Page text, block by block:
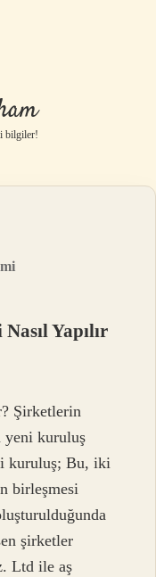
bilgiler!
Yapılır
Şirketlerin
yeni kuruluş
kuruluş; Bu, iki
birleşmesi
şirketler
Ltd ile aş